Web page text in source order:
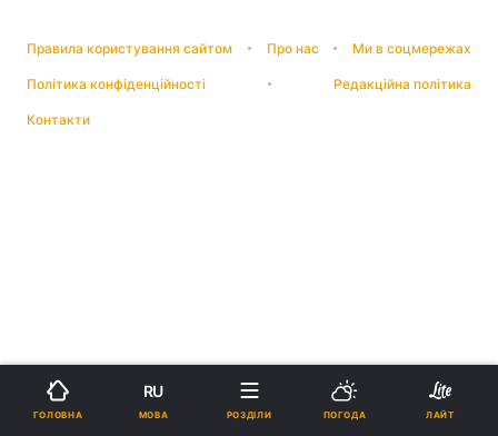
Правила користування сайтом Про нас Ми в соцмережах
Політика конфіденційності Редакційна політика
Контакти
ГОЛОВНА
RU
МОВА РОЗДІЛИ ПОГОДА ЛАЙТ